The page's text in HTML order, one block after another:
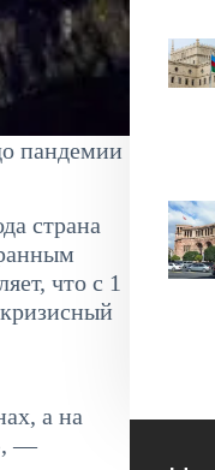
пандемии
страна
что с 1
а на
—